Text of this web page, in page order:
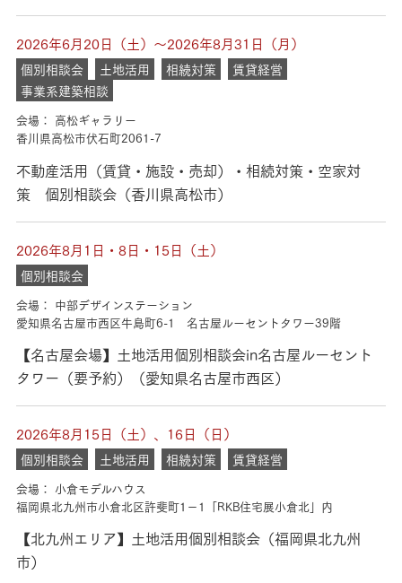
2026年6月20日（土）～2026年8月31日（月）
個別相談会 土地活用 相続対策
賃貸経営
事業系建築相談
会場： 高松ギャラリー
香川県高松市伏石町2061-7
不動産活用（賃貸・施設・売却）・相続対策・空家対
策 個別相談会（香川県高松市）
2026年8月1日・8日・15日（土）
個別相談会
会場： 中部デザインステーション
愛知県名古屋市西区牛島町6-1 名古屋ルーセントタワー39階
【名古屋会場】土地活用個別相談会in名古屋ルーセント
タワー（要予約）（愛知県名古屋市西区）
2026年8月15日（土）、16日（日）
個別相談会 土地活用 相続対策 賃貸経営
会場： 小倉モデルハウス
福岡県北九州市小倉北区許斐町1－1「RKB住宅展小倉北」内
【北九州エリア】土地活用個別相談会（福岡県北九州
市）